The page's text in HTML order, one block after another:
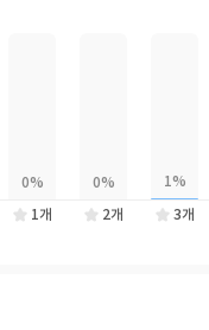
서미터에 1천 개가 넘는
1개 2개 3개